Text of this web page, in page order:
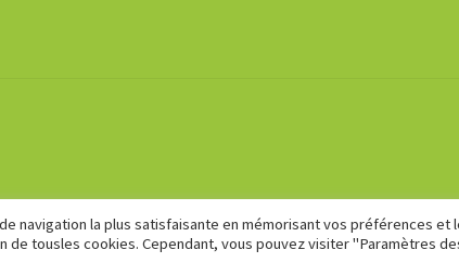
navigation la plus satisfaisante en mémorisant vos préférences et
de tousles cookies. Cependant, vous pouvez visiter "Paramètres